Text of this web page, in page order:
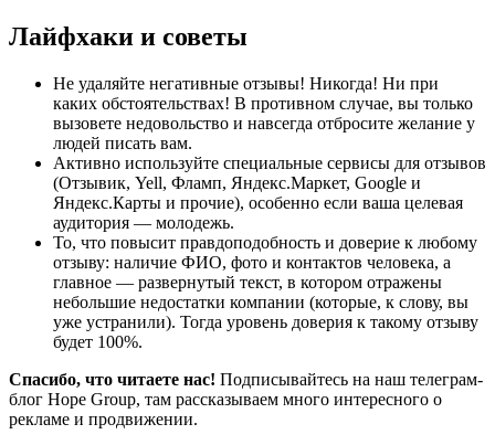
Лайфхаки и советы
Не удаляйте негативные отзывы! Никогда! Ни при
каких обстоятельствах! В противном случае, вы только
вызовете недовольство и навсегда отбросите желание у
людей писать вам.
Активно используйте специальные сервисы для отзывов
(Отзывик, Yell, Фламп, Яндекс.Маркет, Google и
Яндекс.Карты и прочие), особенно если ваша целевая
аудитория — молодежь.
То, что повысит правдоподобность и доверие к любому
отзыву: наличие ФИО, фото и контактов человека, а
главное — развернутый текст, в котором отражены
небольшие недостатки компании (которые, к слову, вы
уже устранили). Тогда уровень доверия к такому отзыву
будет 100%.
Спасибо, что читаете нас! Подписывайтесь на наш телеграм-
блог Hope Group, там рассказываем много интересного о
рекламе и продвижении.